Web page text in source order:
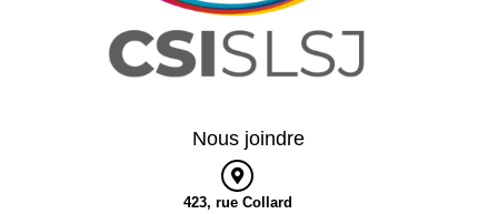
Nous joindre
423, rue Collard